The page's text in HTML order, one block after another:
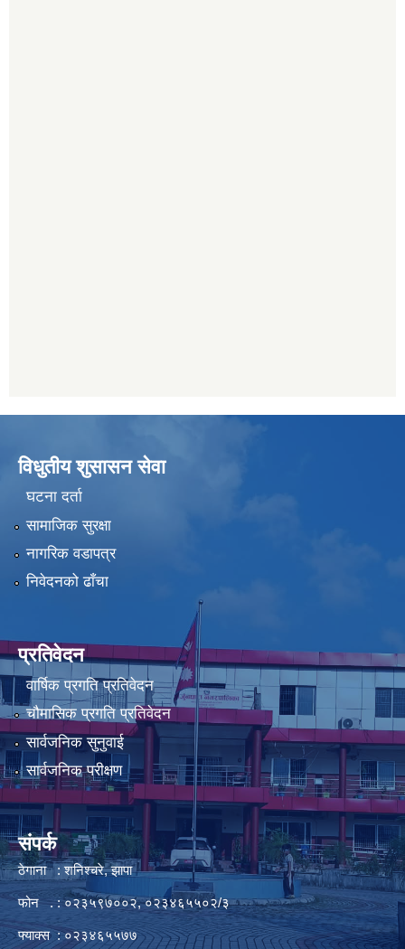
विधुतीय शुसासन सेवा
घटना दर्ता
सामाजिक सुरक्षा
नागरिक वडापत्र
निवेदनको ढाँचा
प्रतिवेदन
वार्षिक प्रगति प्रतिवेदन
चौमासिक प्रगति प्रतिवेदन
सार्वजनिक सुनुवाई
सार्वजनिक परीक्षण
संपर्क
ठेगाना : शनिश्चरे, झापा
फोन . : ०२३५९७००२, ०२३४६५५०२/३
फ्याक्स : ०२३४६५५७७